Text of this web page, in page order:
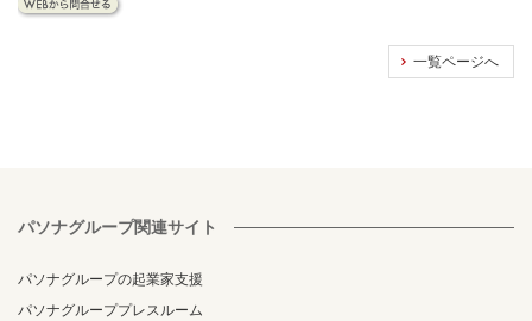
一覧ページへ
パソナグループ関連サイト
パソナグループの起業家支援
パソナグループプレスルーム